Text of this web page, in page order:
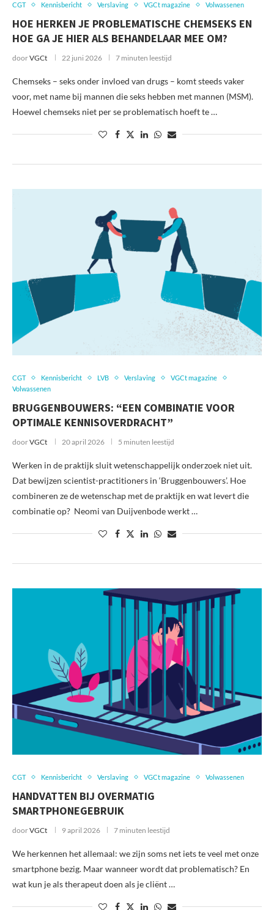
CGT Kennisbericht Verslaving VGCt magazine Volwassenen
HOE HERKEN JE PROBLEMATISCHE CHEMSEKS EN
HOE GA JE HIER ALS BEHANDELAAR MEE OM?
doorVGCt 22 juni 2026 7 minuten leestijd
Chemseks – seks onder invloed van drugs – komt steeds vaker
voor, met name bij mannen die seks hebben met mannen (MSM).
Hoewel chemseks niet per se problematisch hoeft te …
CGT Kennisbericht LVB Verslaving
VGCt magazine
Volwassenen
BRUGGENBOUWERS: “EEN COMBINATIE VOOR
OPTIMALE KENNISOVERDRACHT”
doorVGCt 20 april 2026 5 minuten leestijd
Werken in de praktijk sluit wetenschappelijk onderzoek niet uit.
Dat bewijzen scientist-practitioners in ‘Bruggenbouwers’. Hoe
combineren ze de wetenschap met de praktijk en wat levert die
combinatie op? Neomi van Duijvenbode werkt …
CGT Kennisbericht Verslaving VGCt magazine Volwassenen
HANDVATTEN BIJ OVERMATIG
SMARTPHONEGEBRUIK
doorVGCt 9 april 2026 7 minuten leestijd
We herkennen het allemaal: we zijn soms net iets te veel met onze
smartphone bezig. Maar wanneer wordt dat problematisch? En
wat kun je als therapeut doen als je cliënt …